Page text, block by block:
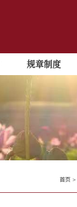
规章制度
首页 >